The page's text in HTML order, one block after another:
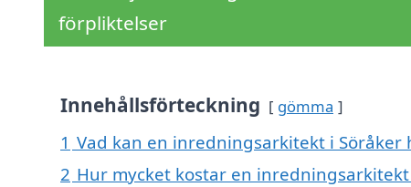
förpliktelser
Innehållsförteckning gömma
1 Vad kan en inredningsarkitekt i Söråker
2 Hur mycket kostar en inredningsarkitekt